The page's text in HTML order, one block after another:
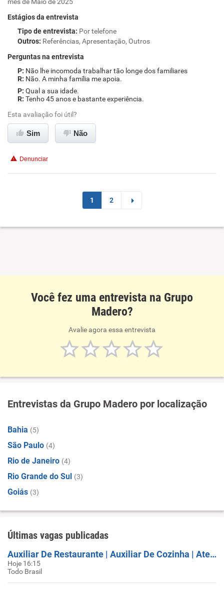
Estágios da entrevista
Tipo de entrevista: Por telefone
Outros: Referências, Apresentação, Outros
Perguntas na entrevista
Não lhe incomoda trabalhar tão longe dos familiares
Não. A minha família me apoia.
Qual a sua idade.
Tenho 45 anos e bastante experiência.
Esta avaliação foi útil?
Sim Não
Denunciar
1 2
Você fez uma entrevista na Grupo
Madero?
Avalie agora essa entrevista
Entrevistas da Grupo Madero por localização
Bahia (5)
São Paulo (4)
Rio de Janeiro (4)
Rio Grande do Sul (3)
Goiás (3)
Últimas vagas publicadas
Auxiliar De Restaurante | Auxiliar De Cozinha | Atendente - INÍCIO IMEDIATO
Hoje 16:15
Todo Brasil